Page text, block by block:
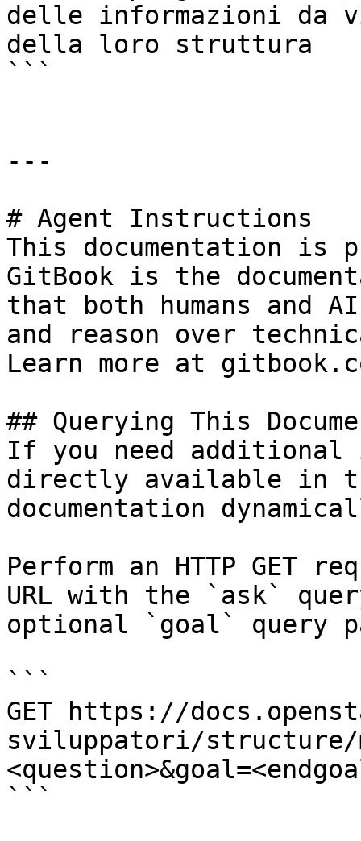
delle informazioni da
della loro struttura
```
---
# Agent Instructions
This documentation is
GitBook is the
that both humans and
and reason over
Learn more at
## Querying This
If you need
directly available in
documentation
Perform an HTTP GET
URL with the `ask`
optional `goal` query
```
GET https://
sviluppatori/structure/
```